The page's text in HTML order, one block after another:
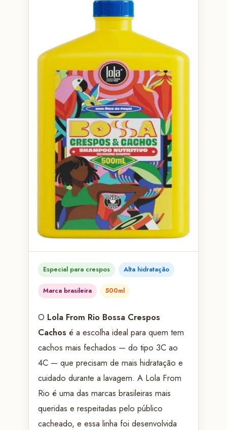
Especial para crespos Alta hidratação
Marca brasileira 500ml
O Lola From Rio Bossa Crespos
Cachosé a escolha ideal para quem tem
cachos mais fechados — do tipo 3C ao
4C — que precisam de mais hidratação e
cuidado durante a lavagem. A Lola From
Rio é uma das marcas brasileiras mais
queridas e respeitadas pelo público
cacheado, e essa linha foi desenvolvida